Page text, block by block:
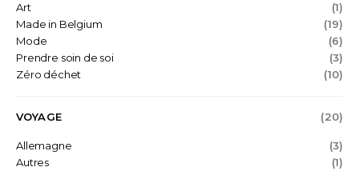
Art
(1)
Made in Belgium
(19)
Mode
(6)
Prendre soin de soi
(3)
Zéro déchet
(10)
VOYAGE (20)
Allemagne
(3)
Autres
(1)